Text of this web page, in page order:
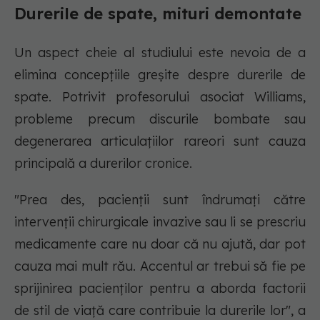
Durerile de spate, mituri demontate
Un aspect cheie al studiului este nevoia de a
elimina concepțiile greșite despre durerile de
spate. Potrivit profesorului asociat Williams,
probleme precum discurile bombate sau
degenerarea articulațiilor rareori sunt cauza
principală a durerilor cronice.
"Prea des, pacienții sunt îndrumați către
intervenții chirurgicale invazive sau li se prescriu
medicamente care nu doar că nu ajută, dar pot
cauza mai mult rău. Accentul ar trebui să fie pe
sprijinirea pacienților pentru a aborda factorii
de stil de viață care contribuie la durerile lor", a